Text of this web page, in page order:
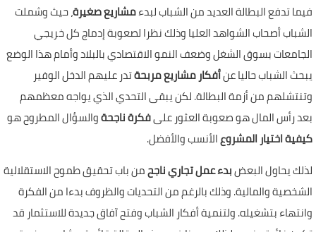
فيما تدفع البطالة العديد من الشباب لبدءمشاريع صغيرة، حيث وشملت
الشباب أصحاب الشواهد العليا وذلك نظرا لصعوبة إدماج كل خريجي
الجامعات بسوق الشغل وضعف النمو الاقتصادي بالبلاد وأمام هذا الوضع
يبحث الشباب حاليا عنأفكار مشاريع مربحةتدر عليهم الدخل الوفير
وتنتشلهم من أزمة البطالة. لكن يبقى التحدي الذي يواجه معظمهم
بعد رأس المال هو صعوبة العثور علىفكرة ناجحةوالسؤال المطروح هو
كيفية اختيار المشروعالأنسب والأفضل.
لذلك يحاول البعضبدء عمل تجاري ناجحمن باب تحقيق طموح الاستقلالية
الشخصية والمالية. وذلك بالرغم من التحديات والظروف بدءا من الفكرة
وانتهاء بتشغيله. ولتنمية أفكار الشباب وفتح آفاق جديدة للاستثمار قد